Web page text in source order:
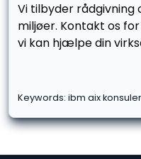
Vi tilbyder rådgivning
miljøer. Kontakt os
vi kan hjælpe din
Keywords: ibm aix